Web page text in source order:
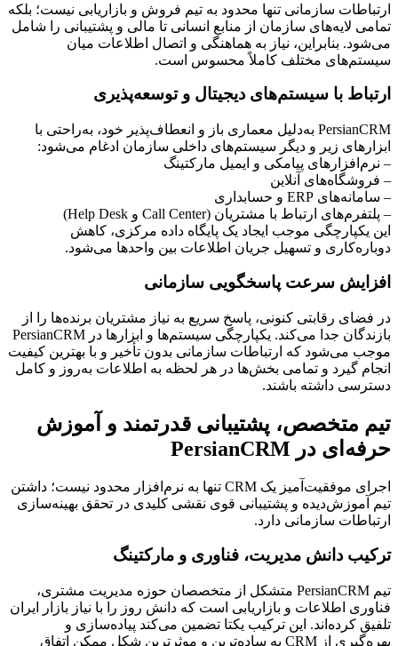
ارتباطات سازمانی تنها محدود به تیم فروش و بازاریابی نیست؛ بلکه
تمامی لایه‌های سازمان از منابع انسانی تا مالی و پشتیبانی را شامل
می‌شود. بنابراین، نیاز به هماهنگی و اتصال اطلاعات میان
سیستم‌های مختلف کاملاً محسوس است.
ارتباط با سیستم‌های دیجیتال و توسعه‌پذیری
PersianCRM به‌دلیل معماری باز و انعطاف‌پذیر خود، به‌راحتی با
ابزارهای زیر و دیگر سیستم‌های داخلی سازمان ادغام می‌شود:
– نرم‌افزارهای پیامکی و ایمیل مارکتینگ
– فروشگاه‌های آنلاین
– سامانه‌های ERP و حسابداری
– پلتفرم‌های ارتباط با مشتریان (Call Center و Help Desk)
این یکپارچگی موجب ایجاد یک پایگاه داده مرکزی، کاهش
دوباره‌کاری و تسهیل جریان اطلاعات بین واحدها می‌شود.
افزایش سرعت پاسخگویی سازمانی
در فضای رقابتی کنونی، پاسخ سریع به نیاز مشتریان برنده‌ها را از
بازندگان جدا می‌کند. یکپارچگی سیستم‌ها و ابزارها در PersianCRM
موجب می‌شود که ارتباطات سازمانی بدون تأخیر و با بهترین کیفیت
انجام گیرد و تمامی بخش‌ها در هر لحظه به اطلاعات به‌روز و کامل
دسترسی داشته باشند.
تیم متخصص، پشتیبانی قدرتمند و آموزش
حرفه‌ای در PersianCRM
اجرای موفقیت‌آمیز یک CRM تنها به نرم‌افزار محدود نیست؛ داشتن
تیم آموزش‌دیده و پشتیبانی قوی نقشی کلیدی در تحقق بهینه‌سازی
ارتباطات سازمانی دارد.
ترکیب دانش مدیریت، فناوری و مارکتینگ
تیم PersianCRM متشکل از متخصصان حوزه مدیریت مشتری،
فناوری اطلاعات و بازاریابی است که دانش روز را با نیاز بازار ایران
تلفیق کرده‌اند. این ترکیب یکتا تضمین می‌کند پیاده‌سازی و
بهره‌گیری از CRM به ساده‌ترین و موثرترین شکل ممکن اتفاق